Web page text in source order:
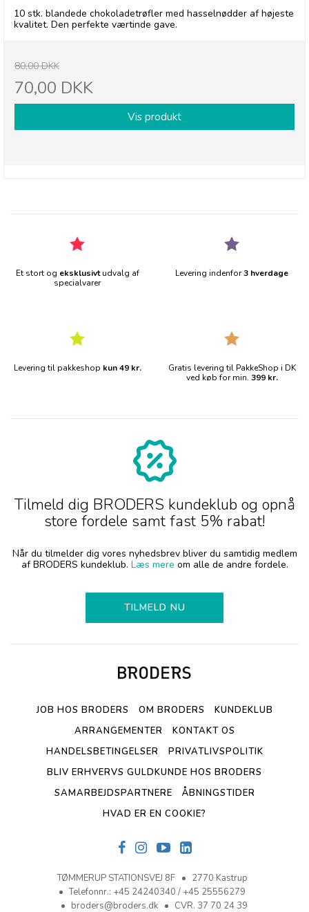
10 stk. blandede chokoladetrøfler med hasselnødder af højeste
kvalitet. Den perfekte værtinde gave.
80,00 DKK
70,00 DKK
Vis produkt
Et stort og eksklusivtudvalg af
specialvarer
Levering indenfor3 hverdage
Levering til pakkeshop kun 49 kr.
Gratis levering til PakkeShop i DK
ved køb for min. 399 kr.
Tilmeld dig BRODERS kundeklub og opnå
store fordele samt fast 5% rabat!
Når du tilmelder dig vores nyhedsbrev bliver du samtidig medlem
af BRODERS kundeklub. Læs mere om alle de andre fordele.
TILMELD NU
JOB HOS BRODERS OM BRODERS
KUNDEKLUB
ARRANGEMENTER
KONTAKT OS
HANDELSBETINGELSER
PRIVATLIVSPOLITIK
BLIV ERHVERVS GULDKUNDE HOS BRODERS
SAMARBEJDSPARTNERE
ÅBNINGSTIDER
HVAD ER EN COOKIE?
TØMMERUP STATIONSVEJ 8F
2770 Kastrup
Telefonnr.: +45 24240340 / +45 25556279
broders@broders.dk
CVR. 37 70 24 39